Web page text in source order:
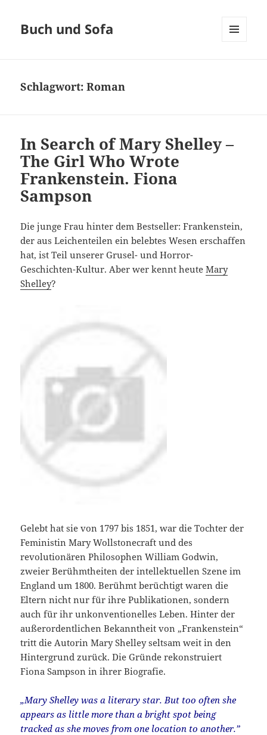
Buch und Sofa
Schlagwort:Roman
In Search of Mary Shelley –
The Girl Who Wrote
Frankenstein. Fiona
Sampson
Die junge Frau hinter dem Bestseller: Frankenstein,
der aus Leichenteilen ein belebtes Wesen erschaffen
hat, ist Teil unserer Grusel- und Horror-
Geschichten-Kultur. Aber wer kennt heuteMary
Shelley?
Gelebt hat sie von 1797 bis 1851, war die Tochter der
Feministin Mary Wollstonecraft und des
revolutionären Philosophen William Godwin,
zweier Berühmtheiten der intellektuellen Szene im
England um 1800. Berühmt berüchtigt waren die
Eltern nicht nur für ihre Publikationen, sondern
auch für ihr unkonventionelles Leben. Hinter der
außerordentlichen Bekanntheit von „Frankenstein“
tritt die Autorin Mary Shelley seltsam weit in den
Hintergrund zurück. Die Gründe rekonstruiert
Fiona Sampson in ihrer Biografie.
„Mary Shelley was a literary star. But too often she
appears as little more than a bright spot being
tracked as she moves from one location to another.”